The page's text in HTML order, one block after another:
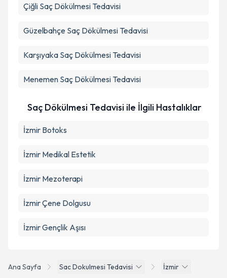
Ana Sayfa Sac Dokulmesi Tedavisi İzmir
Çiğli Saç Dökülmesi Tedavisi
Güzelbahçe Saç Dökülmesi Tedavisi
Karşıyaka Saç Dökülmesi Tedavisi
Menemen Saç Dökülmesi Tedavisi
Saç Dökülmesi Tedavisi ile İlgili Hastalıklar
İzmir Botoks
İzmir Medikal Estetik
İzmir Mezoterapi
İzmir Çene Dolgusu
İzmir Gençlik Aşısı